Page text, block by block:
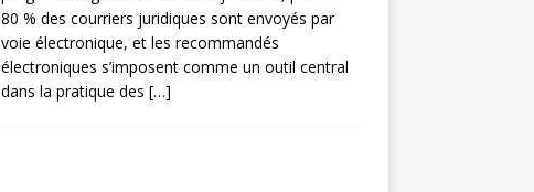
80 % des courriers juridiques sont envoyés par
voie électronique, et les recommandés
électroniques s’imposent comme un outil central
dans la pratique des […]